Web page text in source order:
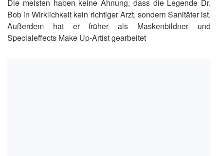
Die meisten haben keine Ahnung, dass die Legende Dr.
Bob in Wirklichkeit kein richtiger Arzt, sondern Sanitäter ist.
Außerdem hat er früher als Maskenbildner und
Specialeffects Make Up-Artist gearbeitet